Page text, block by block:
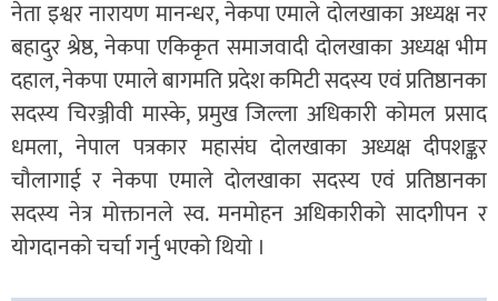
नेता इश्वर नारायण मानन्धर, नेकपा एमाले दोलखाका अध्यक्ष नर
बहादुर श्रेष्ठ, नेकपा एकिकृत समाजवादी दोलखाका अध्यक्ष भीम
दहाल, नेकपा एमाले बागमति प्रदेश कमिटी सदस्य एवं प्रतिष्ठानका
सदस्य चिरञ्जीवी मास्के, प्रमुख जिल्ला अधिकारी कोमल प्रसाद
धमला, नेपाल पत्रकार महासंघ दोलखाका अध्यक्ष दीपशङ्कर
चौलागाई र नेकपा एमाले दोलखाका सदस्य एवं प्रतिष्ठानका
सदस्य नेत्र मोक्तानले स्व. मनमोहन अधिकारीको सादगीपन र
योगदानको चर्चा गर्नु भएको थियो ।